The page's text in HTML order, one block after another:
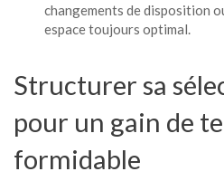
changements de disposition
espace toujours optimal.
Structurer sa
pour un gain de
formidable